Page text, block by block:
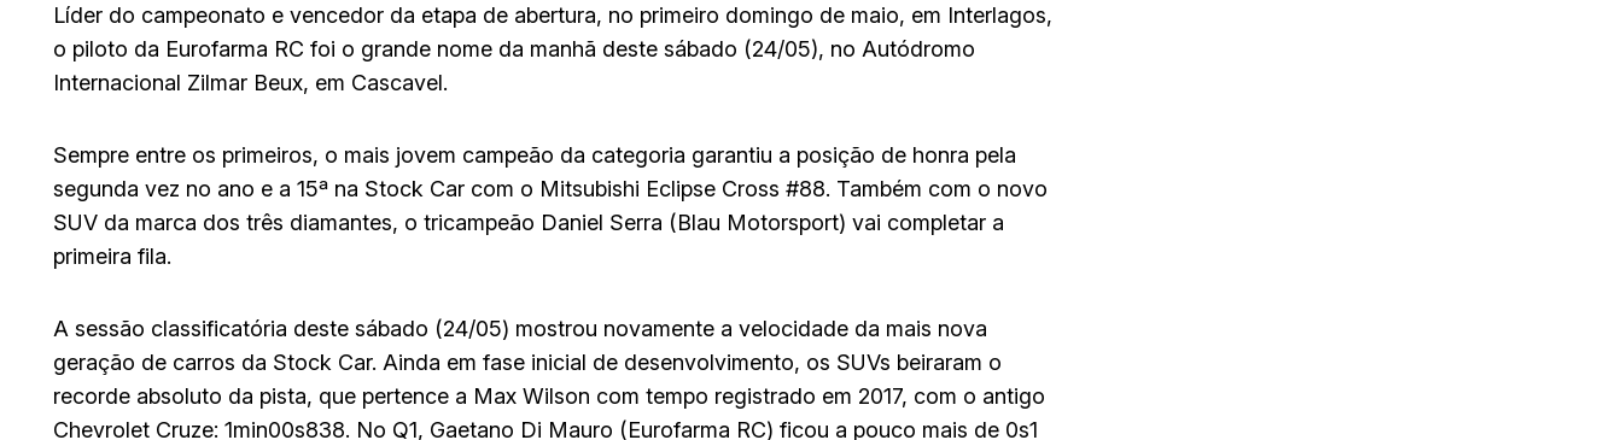
Líder do campeonato e vencedor da etapa de abertura, no primeiro domingo de maio, em Interlagos,
o piloto da Eurofarma RC foi o grande nome da manhã deste sábado (24/05), no Autódromo
Internacional Zilmar Beux, em Cascavel.
Sempre entre os primeiros, o mais jovem campeão da categoria garantiu a posição de honra pela
segunda vez no ano e a 15ª na Stock Car com o Mitsubishi Eclipse Cross #88. Também com o novo
SUV da marca dos três diamantes, o tricampeão Daniel Serra (Blau Motorsport) vai completar a
primeira fila.
A sessão classificatória deste sábado (24/05) mostrou novamente a velocidade da mais nova
geração de carros da Stock Car. Ainda em fase inicial de desenvolvimento, os SUVs beiraram o
recorde absoluto da pista, que pertence a Max Wilson com tempo registrado em 2017, com o antigo
Chevrolet Cruze: 1min00s838. No Q1, Gaetano Di Mauro (Eurofarma RC) ficou a pouco mais de 0s1